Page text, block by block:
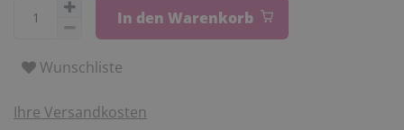
In den Warenkorb
Wunschliste
Ihre Versandkosten